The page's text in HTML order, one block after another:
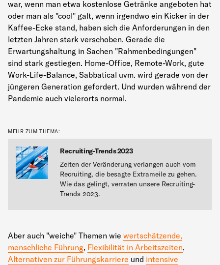
war, wenn man etwa kostenlose Getränke angeboten hat
oder man als "cool" galt, wenn irgendwo ein Kicker in der
Kaffee-Ecke stand, haben sich die Anforderungen in den
letzten Jahren stark verschoben. Gerade die
Erwartungshaltung in Sachen "Rahmenbedingungen"
sind stark gestiegen. Home-Office, Remote-Work, gute
Work-Life-Balance, Sabbatical uvm. wird gerade von der
jüngeren Generation gefordert. Und wurden während der
Pandemie auch vielerorts normal.
MEHR ZUM THEMA:
Recruiting-Trends 2023
Zeiten der Veränderung verlangen auch vom
Recruiting, die besagte Extrameile zu gehen.
Wie das gelingt, verraten unsere Recruiting-
Trends 2023.
Aber auch "weiche" Themen wie wertschätzende,
menschliche Führung, Flexibilität in Arbeitszeiten,
Alternativen zur Führungskarriere und intensive